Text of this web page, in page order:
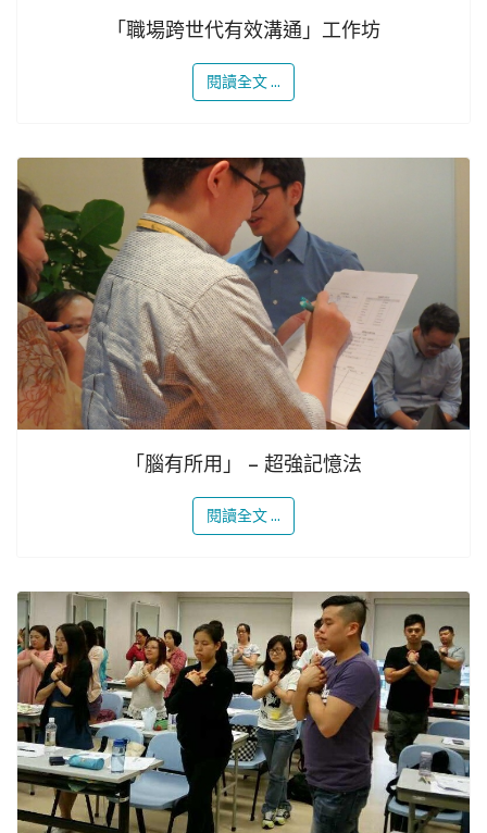
「職場跨世代有效溝通」工作坊
閱讀全文 ...
「腦有所用」 – 超強記憶法
閱讀全文 ...